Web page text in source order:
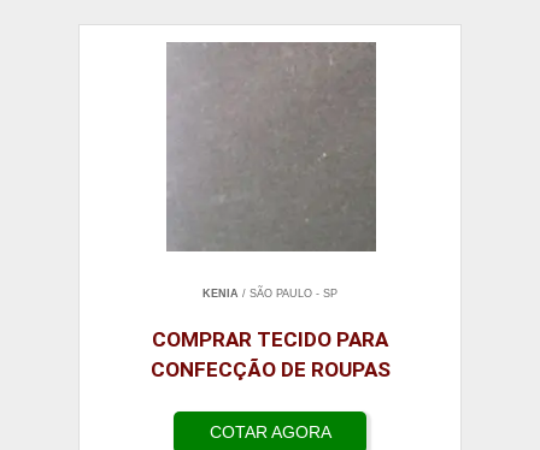
KENIA / SÃO PAULO - SP
COMPRAR TECIDO PARA
CONFECÇÃO DE ROUPAS
COTAR AGORA